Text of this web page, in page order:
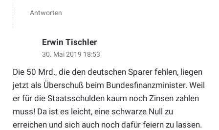
Antworten
Erwin Tischler
30. Mai 2019 18:53
Die 50 Mrd., die den deutschen Sparer fehlen, liegen
jetzt als Überschuß beim Bundesfinanzminister. Weil
er für die Staatsschulden kaum noch Zinsen zahlen
muss! Da ist es leicht, eine schwarze Null zu
erreichen und sich auch noch dafür feiern zu lassen.